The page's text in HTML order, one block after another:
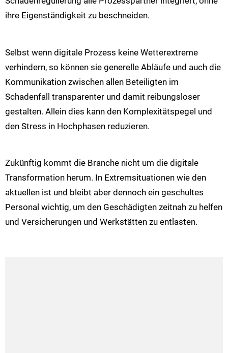
ihre Eigenständigkeit zu beschneiden.
Selbst wenn digitale Prozess keine Wetterextreme
verhindern, so können sie generelle Abläufe und auch die
Kommunikation zwischen allen Beteiligten im
Schadenfall transparenter und damit reibungsloser
gestalten. Allein dies kann den Komplexitätspegel und
den Stress in Hochphasen reduzieren.
Zukünftig kommt die Branche nicht um die digitale
Transformation herum. In Extremsituationen wie den
aktuellen ist und bleibt aber dennoch ein geschultes
Personal wichtig, um den Geschädigten zeitnah zu helfen
und Versicherungen und Werkstätten zu entlasten.